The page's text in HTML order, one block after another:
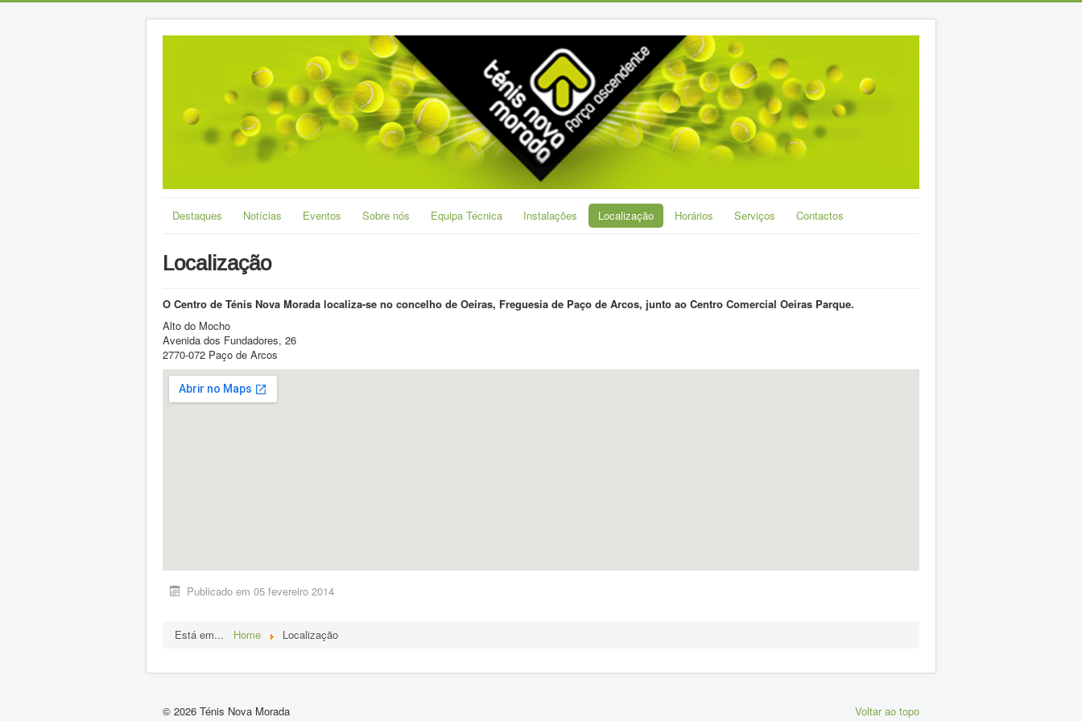
Destaques Notícias Eventos Sobre nós Equipa Técnica Instalações Localização Horários Serviços Contactos
Localização
O Centro de Ténis Nova Morada localiza-se no concelho de Oeiras, Freguesia de Paço de Arcos, junto ao Centro Comercial Oeiras Parque.
Alto do Mocho
Avenida dos Fundadores, 26
2770-072 Paço de Arcos
Publicado em 05 fevereiro 2014
Está em... Home Localização
Voltar ao topo
© 2026 Ténis Nova Morada